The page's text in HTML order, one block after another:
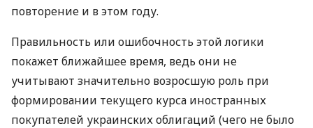
повторение и в этом году.
Правильность или ошибочность этой логики
покажет ближайшее время, ведь они не
учитывают значительно возросшую роль при
формировании текущего курса иностранных
покупателей украинских облигаций (чего не было